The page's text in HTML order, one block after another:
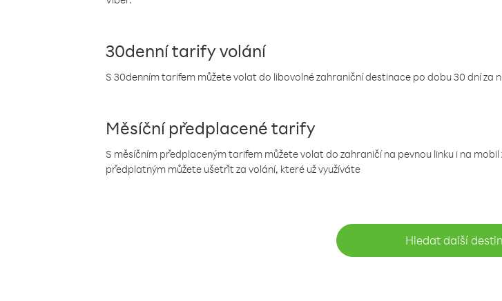
30denní tarify volání
S 30denním tarifem můžete volat do libovolné zahraniční destinace po dobu 30 dní za
Měsíční předplacené tarify
S měsíčním předplaceným tarifem můžete volat do zahraničí na pevnou linku i na
předplatným můžete ušetřit za volání, které už využíváte
Hledat další